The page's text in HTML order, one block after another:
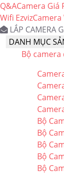
Q&ACamera Giá
Wifi EzvizCamera
LẮP CAMERA
DANH MỤC
Bộ
Bộ
Bộ
Bộ
Bộ
Bộ